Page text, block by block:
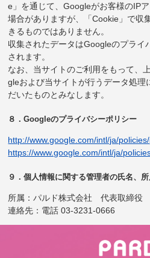
e」を通じて、Googleがお客様のIP
場合がありますが、「Cookie」で収
きるものではありません。
収集されたデータはGoogleのプライ
されます。
なお、当サイトのご利用をもって、
gleおよび当サイトが行うデータ処理
だいたものとみなします。
８．Googleのプライバシーポリシー
http://www.google.com/intl/ja/
https://www.google.com/intl/ja/
９．個人情報に関する管理者の氏名、
所属：パルド株式会社 代表取締役
連絡先：電話 03-3231-0666